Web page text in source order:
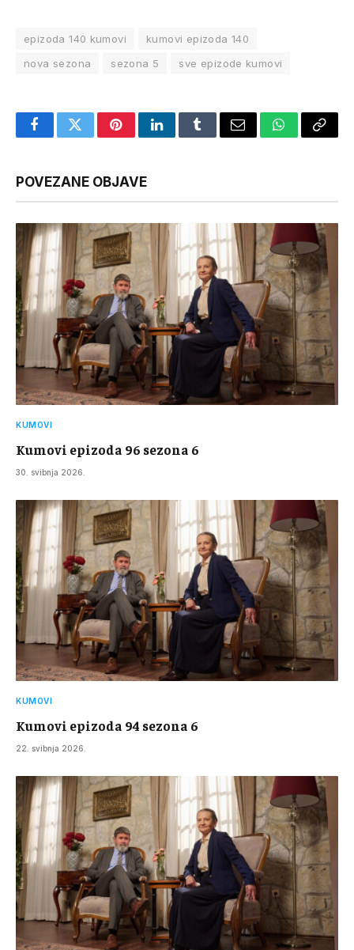
epizoda 140 kumovi
kumovi epizoda 140
nova sezona
sezona 5 sve epizode kumovi
FacebookTwitterPinterestLinkedInTumblrEmail WhatsApp
Copy
POVEZANE OBJAVE
KUMOVI
Kumovi epizoda 96 sezona 6
30. svibnja 2026.
KUMOVI
Kumovi epizoda 94 sezona 6
22. svibnja 2026.